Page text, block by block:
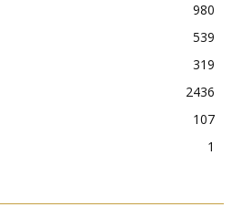
980
539
319
2436
107
1